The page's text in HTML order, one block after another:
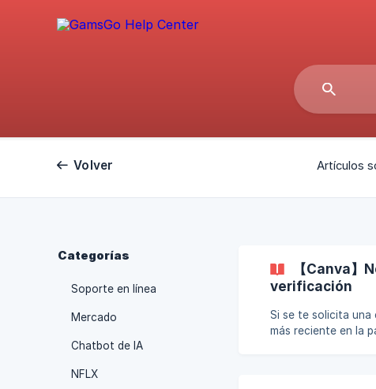
Volver Artículos
Categorías
Soporte en línea
Mercado
Chatbot de IA
NFLX
【Canva
verificación
Si se te solicita
más reciente en la